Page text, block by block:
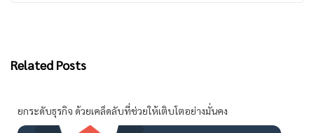
Related Posts
ยกระดับธุรกิจ ด้วยเคล็ดลับที่ช่วยให้เติบโตอย่างมั่นคง